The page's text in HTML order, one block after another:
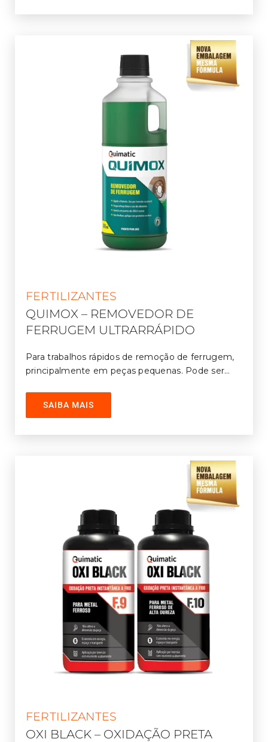
FERTILIZANTES
QUIMOX – REMOVEDOR DE
FERRUGEM ULTRARRÁPIDO
Para trabalhos rápidos de remoção de ferrugem,
principalmente em peças pequenas. Pode ser
SAIBA MAIS
FERTILIZANTES
OXI BLACK – OXIDAÇÃO PRETA